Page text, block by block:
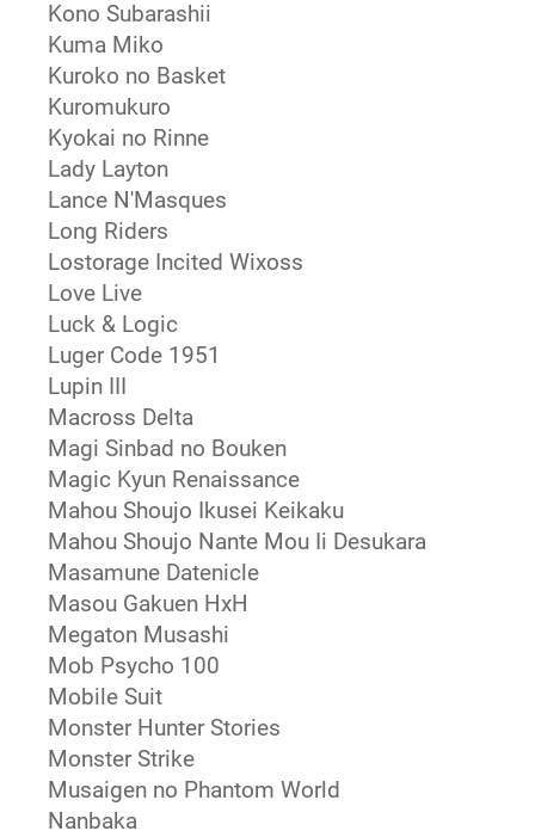
Kono Subarashii
Kuma Miko
Kuroko no Basket
Kuromukuro
Kyokai no Rinne
Lady Layton
Lance N'Masques
Long Riders
Lostorage Incited Wixoss
Love Live
Luck & Logic
Luger Code 1951
Lupin III
Macross Delta
Magi Sinbad no Bouken
Magic Kyun Renaissance
Mahou Shoujo Ikusei Keikaku
Mahou Shoujo Nante Mou Ii Desukara
Masamune Datenicle
Masou Gakuen HxH
Megaton Musashi
Mob Psycho 100
Mobile Suit
Monster Hunter Stories
Monster Strike
Musaigen no Phantom World
Nanbaka